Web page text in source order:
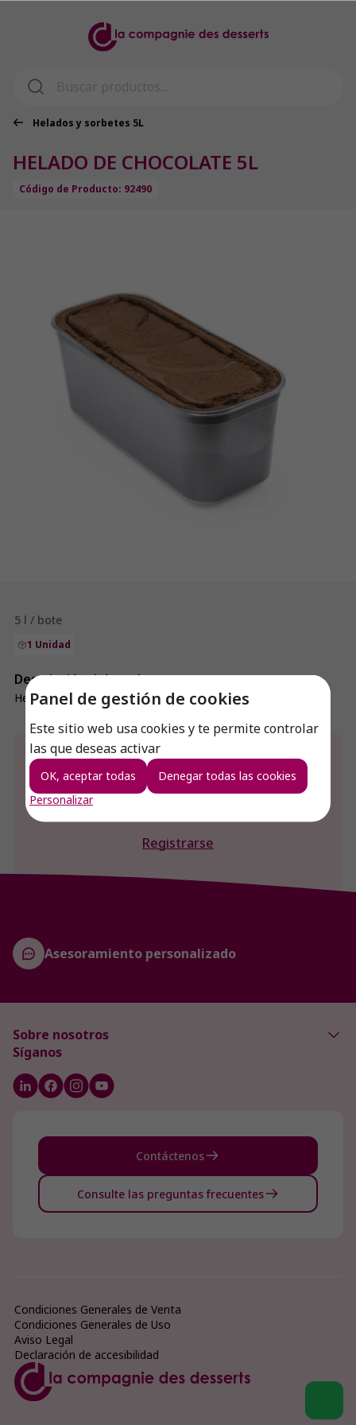
Panel de gestión de cookies
Este sitio web usa cookies y te permite controlar
las que deseas activar
OK, aceptar todas
Denegar todas las cookies
Personalizar
Helados y sorbetes 5L
HELADO DE CHOCOLATE 5L
Código de Producto: 92490
5 l / bote
1 Unidad
Descripción del producto
Helado
¿Desea conocer el precio de este producto?
Iniciar sesión
Registrarse
Asesoramiento personalizado
Sobre nosotros
Síganos
Contáctenos
Consulte las preguntas frecuentes
Condiciones Generales de Venta
Condiciones Generales de Uso
Aviso Legal
Declaración de accesibilidad